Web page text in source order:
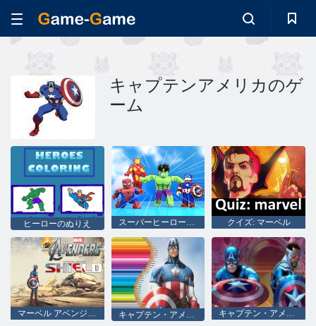
キャプテンアメリカのゲ
ーム
ヒーローのぬりえ スーパーヒーロータイクーン クイズ: マーベル
マーベル アベンジャーズ キャプテン アメリカ シールド キャプテン・アメリカ